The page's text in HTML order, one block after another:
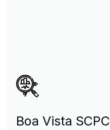
Boa Vista SCPC